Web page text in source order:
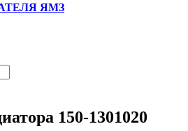
ЯМЗ
150-1301020